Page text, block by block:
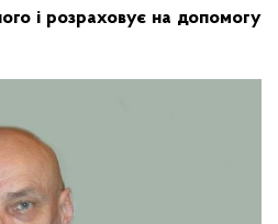
і розраховує на допомогу